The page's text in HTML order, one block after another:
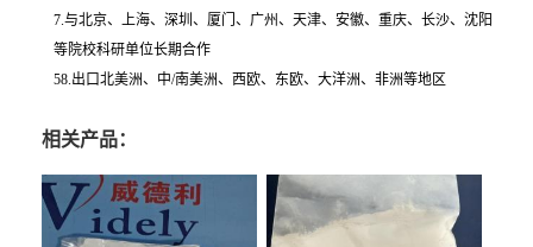
7.与北京、上海、深圳、厦门、广州、天津、安徽、重庆、长沙、沈阳
等院校科研单位长期合作
58.出口北美洲、中/南美洲、西欧、东欧、大洋洲、非洲等地区
相关产品：